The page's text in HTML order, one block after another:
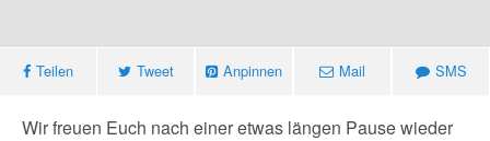
Teilen Tweet Anpinnen Mail SMS
Wir freuen Euch nach einer etwas längen Pause wieder